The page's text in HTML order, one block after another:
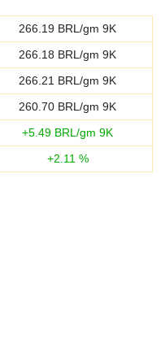
266.19 BRL/gm 9K
266.18 BRL/gm 9K
266.21 BRL/gm 9K
260.70 BRL/gm 9K
+5.49 BRL/gm 9K
+2.11 %